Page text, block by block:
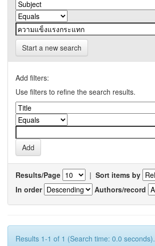
Start a new search
Add filters:
Use filters to refine the search results.
Results/Page | Sort items by
In order
Authors/record
Results 1-1 of 1 (Search time: 0.0 seconds).